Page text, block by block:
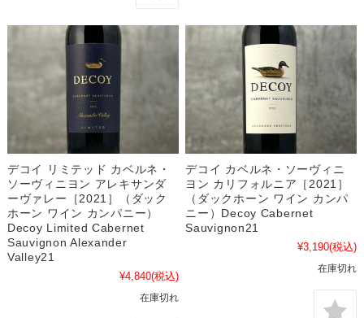
デコイ リミテッド カベルネ・
ソーヴィニヨン アレキサンダ
ーヴァレー［2021］（ダック
ホーン ワイン カンパニー）
Decoy Limited Cabernet
Sauvignon Alexander
Valley21
¥4,840(税込)
在庫切れ
デコイ カベルネ・ソーヴィニ
ヨン カリフォルニア［2021］
（ダックホーン ワイン カンパ
ニー）Decoy Cabernet
Sauvignon21
¥3,190(税込)
在庫切れ